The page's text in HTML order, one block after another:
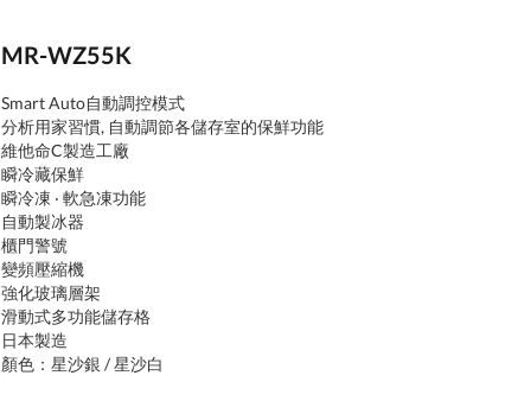
MR-WZ55K
Smart Auto自動調控模式
分析用家習慣, 自動調節各儲存室的保鮮功能
維他命C製造工廠
瞬冷藏保鮮
瞬冷凍 ‧ 軟急凍功能
自動製冰器
櫃門警號
變頻壓縮機
強化玻璃層架
滑動式多功能儲存格
日本製造
顏色：星沙銀 / 星沙白